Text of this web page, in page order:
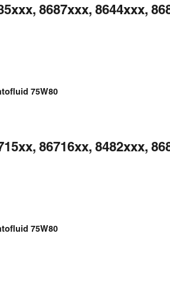
8687xxx, 8644xxx,
75W80
86716xx, 8482xxx,
75W80